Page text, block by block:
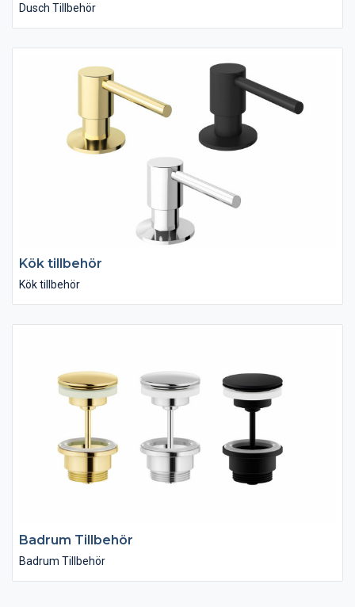
Dusch Tillbehör
Kök tillbehör
Kök tillbehör
Badrum Tillbehör
Badrum Tillbehör